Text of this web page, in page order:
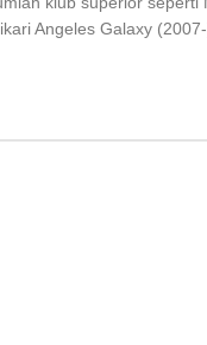
Angeles Galaxy